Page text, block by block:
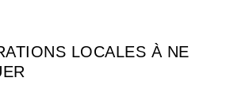
LOCALES À NE